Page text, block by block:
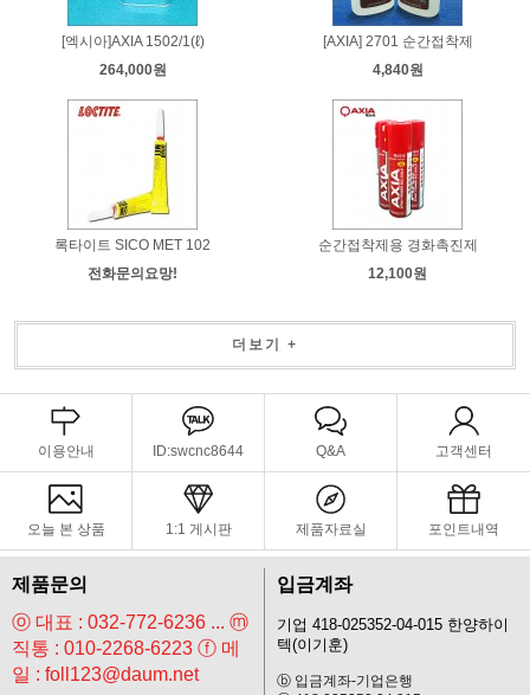
[엑시아]AXIA 1502/1(ℓ)
264,000원
[AXIA] 2701 순간접착제
4,840원
록타이트 SICO MET 102
전화문의요망!
순간접착제용 경화촉진제
12,100원
더보기 +
이용안내 ID:swcnc8644 Q&A 고객센터
오늘 본 상품 1:1 게시판 제품자료실 포인트내역
제품문의
ⓞ 대표 : 032-772-6236 ... ⓜ
직통 : 010-2268-6223 ⓕ 메
일 : foll123@daum.net
입금계좌
기업 418-025352-04-015 한양하이
텍(이기훈)
ⓑ 입금계좌-기업은행